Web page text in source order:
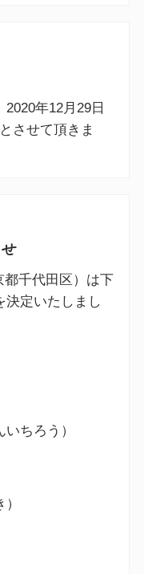
年12月29日
させて頂きま
千代田区）は下
決定いたしまし
ちろう）